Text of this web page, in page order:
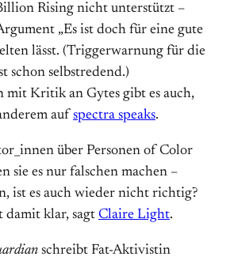
Rising nicht unterstützt –
„Es ist doch für eine gute
lässt. (Triggerwarnung für die
schon selbstredend.)
mit Kritik an Gytes gibt es auch,
auf spectra speaks.
über Personen of Color
sie es nur falschen machen –
ist es auch wieder nicht richtig?
damit klar, sagt Claire Light.
schreibt Fat-Aktivistin